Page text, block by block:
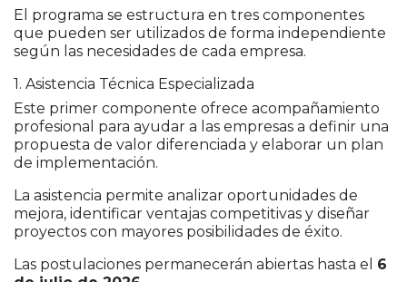
El programa se estructura en tres componentes
que pueden ser utilizados de forma independiente
según las necesidades de cada empresa.
1. Asistencia Técnica Especializada
Este primer componente ofrece acompañamiento
profesional para ayudar a las empresas a definir una
propuesta de valor diferenciada y elaborar un plan
de implementación.
La asistencia permite analizar oportunidades de
mejora, identificar ventajas competitivas y diseñar
proyectos con mayores posibilidades de éxito.
Las postulaciones permanecerán abiertas hasta el 6